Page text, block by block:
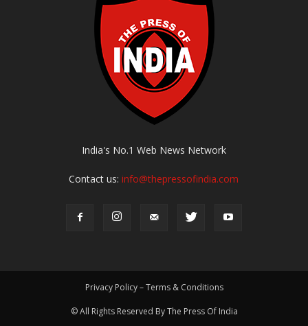
India's No.1 Web News Network
Contact us:info@thepressofindia.com
Privacy Policy – Terms & Conditions
© All Rights Reserved By The Press Of India